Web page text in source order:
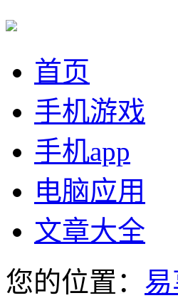
首页
手机游戏
手机app
电脑应用
文章大全
您的位置：